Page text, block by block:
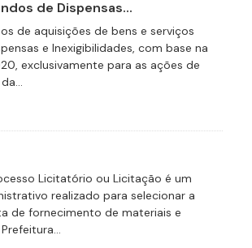
de Dispensas...
de aquisições de bens e serviços
e Inexigibilidades, com base na
exclusivamente para as ações de
Licitatório ou Licitação é um
realizado para selecionar a
de fornecimento de materiais e